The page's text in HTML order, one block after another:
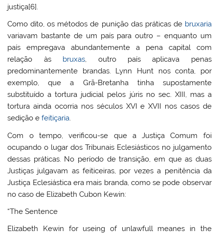
justiça[6].
Como dito, os métodos de punição das práticas de bruxaria
variavam bastante de um país para outro – enquanto um
país empregava abundantemente a pena capital com
relação às bruxas, outro país aplicava penas
predominantemente brandas. Lynn Hunt nos conta, por
exemplo, que a Grã-Bretanha tinha supostamente
substituído a tortura judicial pelos júris no sec. XIII, mas a
tortura ainda ocorria nos séculos XVI e XVII nos casos de
sedição efeitiçaria.
Com o tempo, verificou-se que a Justiça Comum foi
ocupando o lugar dos Tribunais Eclesiásticos no julgamento
dessas práticas. No período de transição, em que as duas
Justiças julgavam as feiticeiras, por vezes a penitência da
Justiça Eclesiástica era mais branda, como se pode observar
no caso de Elizabeth Cubon Kewin:
“The Sentence
Elizabeth Kewin for useing of unlawfull meanes in the